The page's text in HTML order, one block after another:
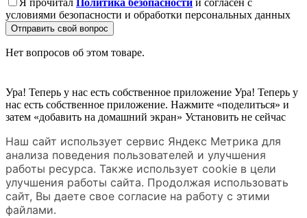
Я прочитал Политика безопасности и согласен с
условиями безопасности и обработки персональных данных
Отправить свой вопрос
Нет вопросов об этом товаре.
Ура! Теперь у нас есть собственное приложение Ура! Теперь у
нас есть собственное приложение. Нажмите «поделиться» и
затем «добавить на домашний экран» Установить не сейчас
Наш сайт использует сервис Яндекс Метрика для
анализа поведения пользователей и улучшения
работы ресурса. Также использует cookie в цели
улучшения работы сайта. Продолжая использовать
сайт, Вы даете свое согласие на работу с этими
файлами.